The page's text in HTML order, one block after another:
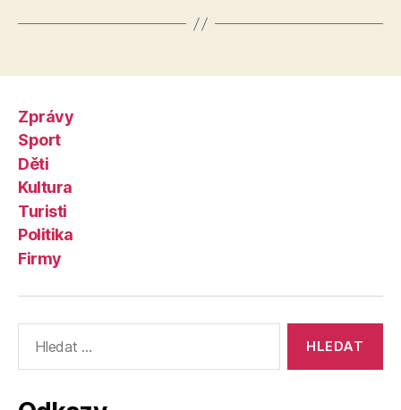
Zprávy
Sport
Děti
Kultura
Turisti
Politika
Firmy
vyhledávání: